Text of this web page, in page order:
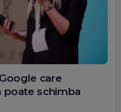
care
poate schimba